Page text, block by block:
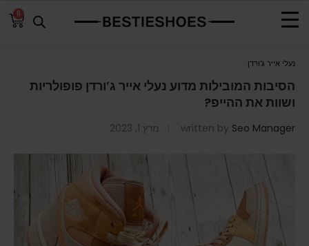
0
נעלי אייר ג'ורדן
הסיבות המובילות מדוע נעלי אייר ג’ורדן פופולריות
ושוות את ההייפ?
written by Seo Manager מרץ 1, 2023